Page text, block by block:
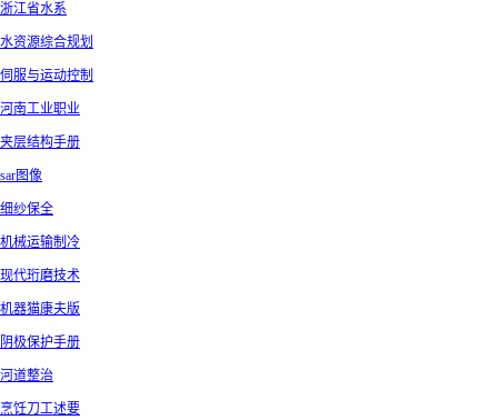
浙江省水系
水资源综合规划
伺服与运动控制
河南工业职业
夹层结构手册
sar图像
细纱保全
机械运输制冷
现代珩磨技术
机器猫康夫版
阴极保护手册
河道整治
烹饪刀工述要